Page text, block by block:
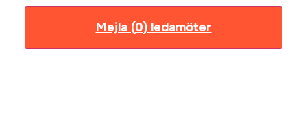
Mejla (0) ledamöter